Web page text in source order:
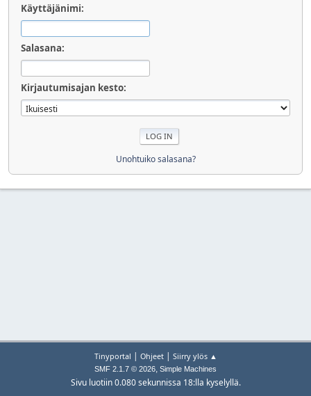
Käyttäjänimi:
Salasana:
Kirjautumisajan kesto:
Unohtuiko salasana?
Tinyportal | Ohjeet| Siirry ylös ▲
SMF 2.1.7 © 2026, Simple Machines
Sivu luotiin 0.080 sekunnissa 18:lla kyselyllä.